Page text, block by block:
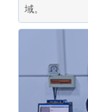
域。